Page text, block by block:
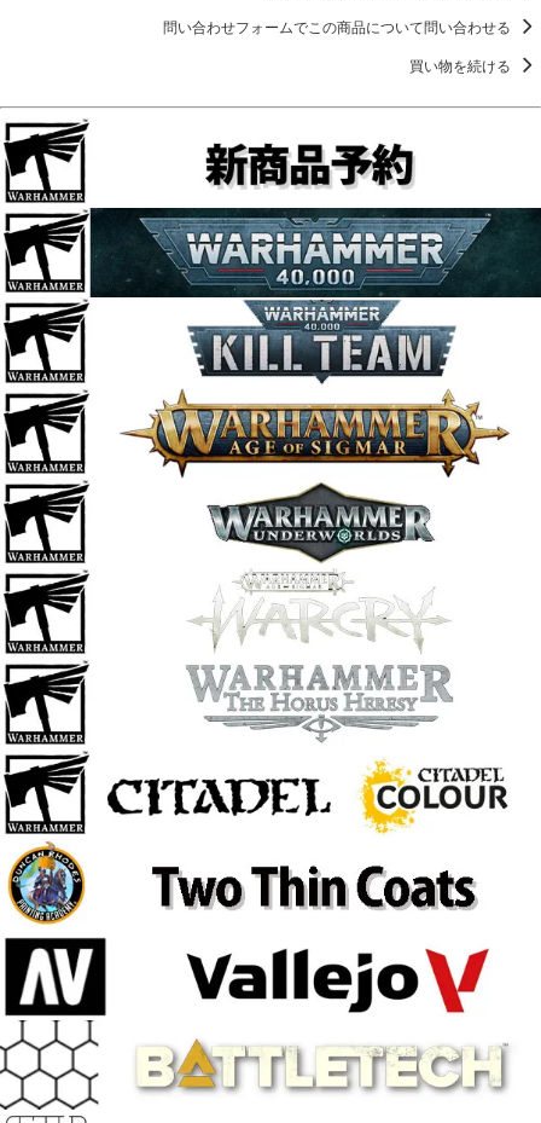
問い合わせフォームでこの商品について問い合わせる
買い物を続ける